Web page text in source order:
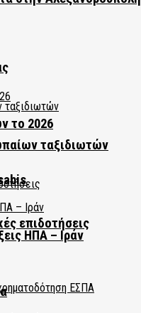
ταξιδιωτών
επιδοτήσεις
το 2026
ΗΠΑ – Ιράν